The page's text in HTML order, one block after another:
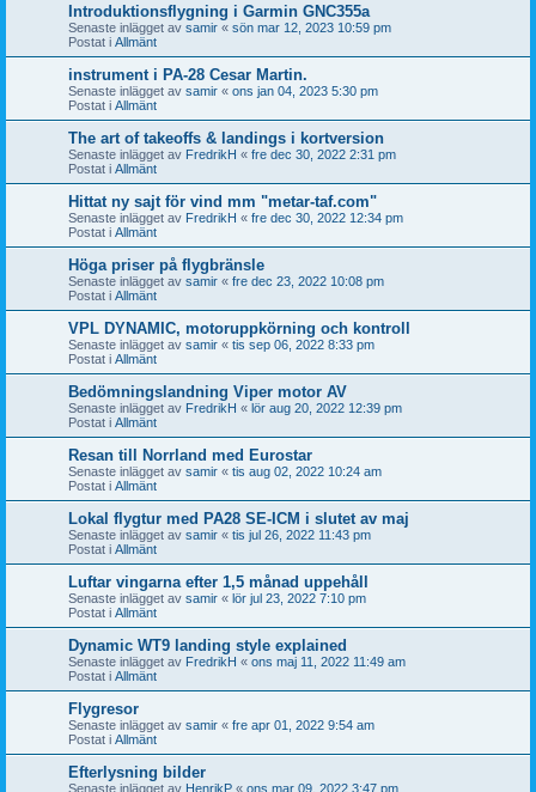
Introduktionsflygning i Garmin GNC355a
Senaste inlägget av samir « sön mar 12, 2023 10:59 pm
Postat i Allmänt
instrument i PA-28 Cesar Martin.
Senaste inlägget av samir « ons jan 04, 2023 5:30 pm
Postat i Allmänt
The art of takeoffs & landings i kortversion
Senaste inlägget av FredrikH « fre dec 30, 2022 2:31 pm
Postat i Allmänt
Hittat ny sajt för vind mm "metar-taf.com"
Senaste inlägget av FredrikH « fre dec 30, 2022 12:34 pm
Postat i Allmänt
Höga priser på flygbränsle
Senaste inlägget av samir « fre dec 23, 2022 10:08 pm
Postat i Allmänt
VPL DYNAMIC, motoruppkörning och kontroll
Senaste inlägget av samir « tis sep 06, 2022 8:33 pm
Postat i Allmänt
Bedömningslandning Viper motor AV
Senaste inlägget av FredrikH « lör aug 20, 2022 12:39 pm
Postat i Allmänt
Resan till Norrland med Eurostar
Senaste inlägget av samir « tis aug 02, 2022 10:24 am
Postat i Allmänt
Lokal flygtur med PA28 SE-ICM i slutet av maj
Senaste inlägget av samir « tis jul 26, 2022 11:43 pm
Postat i Allmänt
Luftar vingarna efter 1,5 månad uppehåll
Senaste inlägget av samir « lör jul 23, 2022 7:10 pm
Postat i Allmänt
Dynamic WT9 landing style explained
Senaste inlägget av FredrikH « ons maj 11, 2022 11:49 am
Postat i Allmänt
Flygresor
Senaste inlägget av samir « fre apr 01, 2022 9:54 am
Postat i Allmänt
Efterlysning bilder
Senaste inlägget av HenrikP « ons mar 09, 2022 3:47 pm